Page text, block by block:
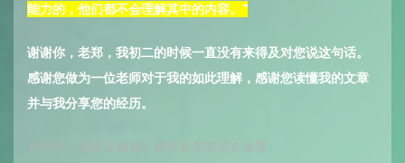
能力的，他们都不会理解其中的内容。”
谢谢你，老郑，我初二的时候一直没有来得及对您说这句话。
感谢您做为一位老师对于我的如此理解，感谢您读懂我的文章
并与我分享您的经历。
有时间，我再单独写一篇怀念老郑的文章罢。